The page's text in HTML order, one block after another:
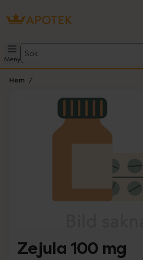
Meny
Sök
Hem
Lista: . Innehåller 1 objekt.
Zejula 100 mg